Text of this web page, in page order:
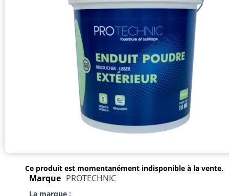
Ce produit est momentanément indisponible à la vente.
Marque PROTECHNIC
La marque :